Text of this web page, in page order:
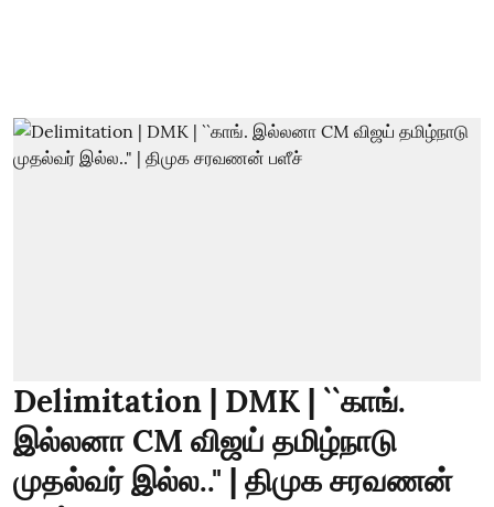
Delimitation | DMK | ``காங்.
இல்லனா CM விஜய் தமிழ்நாடு
முதல்வர் இல்ல.." | திமுக சரவணன்